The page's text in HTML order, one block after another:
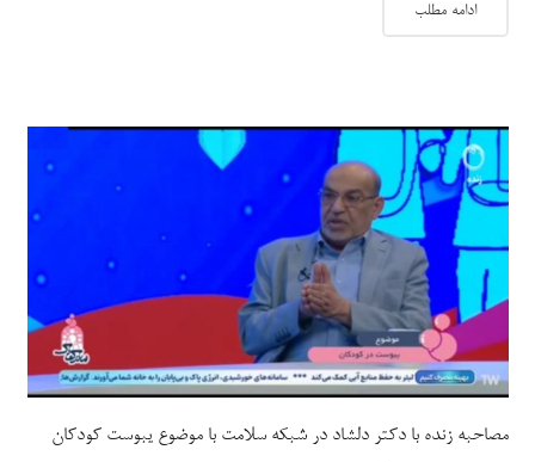
ادامه مطلب
مصاحبه زنده با دکتر دلشاد در شبکه سلامت با موضوع یبوست کودکان